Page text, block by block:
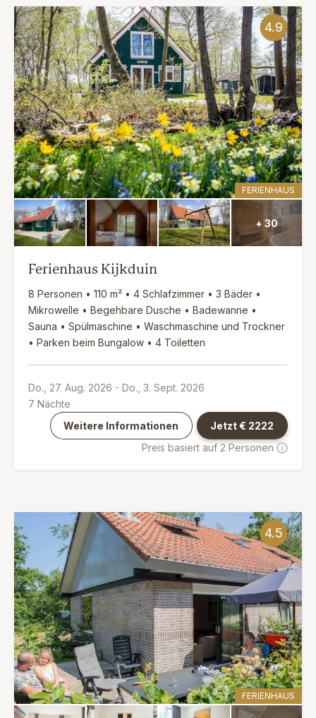
4.9
FERIENHAUS
+ 30
Ferienhaus Kijkduin
8 Personen • 110 m² • 4 Schlafzimmer • 3 Bäder •
Mikrowelle • Begehbare Dusche • Badewanne •
Sauna • Spülmaschine • Waschmaschine und Trockner
• Parken beim Bungalow • 4 Toiletten
Do., 27. Aug. 2026 - Do., 3. Sept. 2026
7 Nächte
Weitere Informationen
Jetzt € 2222
Preis basiert auf 2 Personen
4.5
FERIENHAUS